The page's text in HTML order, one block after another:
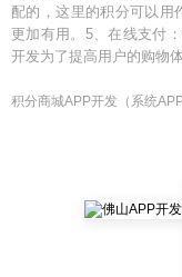
配的，这里的积分可以用
更加有用。5、在线支付
开发为了提高用户的购物
积分商城APP开发（系统APP